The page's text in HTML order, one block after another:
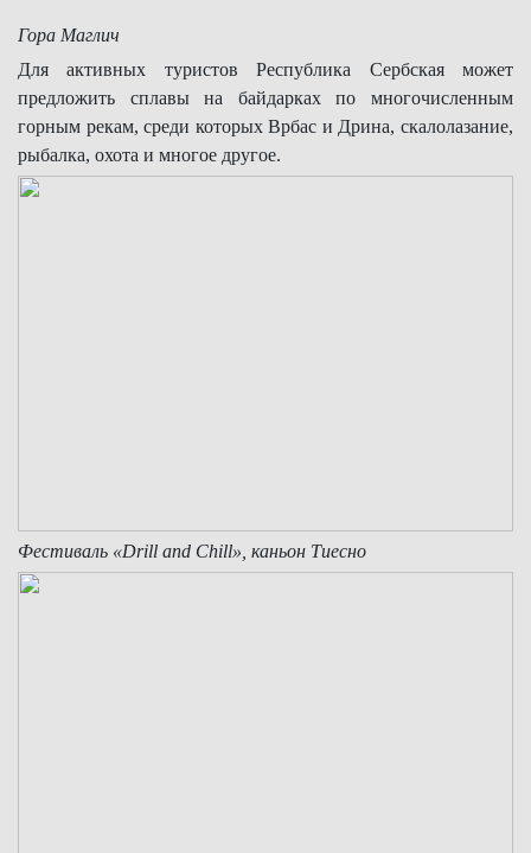
Гора Маглич
Для активных туристов Республика Сербская может
предложить сплавы на байдарках по многочисленным
горным рекам, среди которых Врбас и Дрина, скалолазание,
рыбалка, охота и многое другое.
Фестиваль «Drill and Chill», каньон Тиесно